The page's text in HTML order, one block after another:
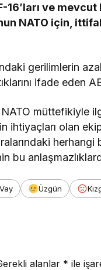
16’ları ve
NATO için,
gerilimlerin
ifade eden
müttefikiyle
ihtiyaçları olan
herhangi
Vay Üzgün
alanlar * ile